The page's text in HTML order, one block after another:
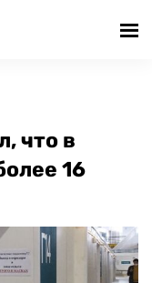
что в
16